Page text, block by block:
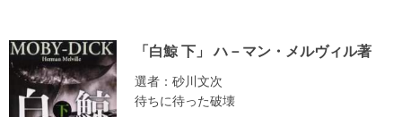
「白鯨 下」 ハ－マン・メルヴィル著
選者：砂川文次
待ちに待った破壊